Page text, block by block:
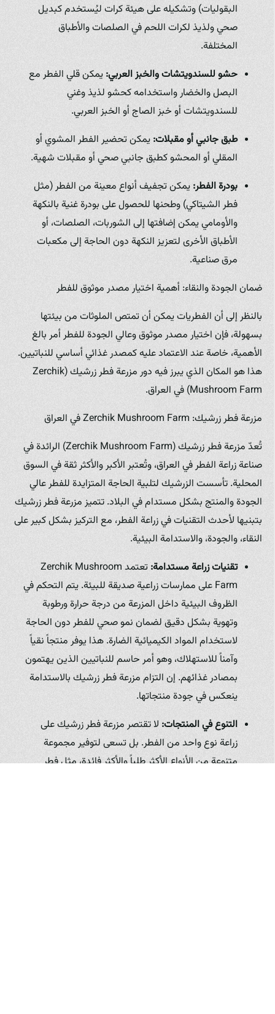
البقوليات) وتشكيله على هيئة كرات ليُستخدم كبديل
صحي ولذيذ لكرات اللحم في الصلصات والأطباق
المختلفة.
حشو للسندويتشات والخبز العربي:يمكن قلي الفطر مع
البصل والخضار واستخدامه كحشو لذيذ وغني
للسندويتشات أو خبز الصاج أو الخبز العربي.
طبق جانبي أو مقبلات:يمكن تحضير الفطر المشوي أو
المقلي أو المحشو كطبق جانبي صحي أو مقبلات شهية.
بودرة الفطر:يمكن تجفيف أنواع معينة من الفطر (مثل
فطر الشيتاكي) وطحنها للحصول على بودرة غنية بالنكهة
والأومامي يمكن إضافتها إلى الشوربات، الصلصات، أو
الأطباق الأخرى لتعزيز النكهة دون الحاجة إلى مكعبات
مرق صناعية.
ضمان الجودة والنقاء: أهمية اختيار مصدر موثوق للفطر
بالنظر إلى أن الفطريات يمكن أن تمتص الملوثات من بيئتها
بسهولة، فإن اختيار مصدر موثوق وعالي الجودة للفطر أمر بالغ
الأهمية، خاصة عند الاعتماد عليه كمصدر غذائي أساسي للنباتيين.
هذا هو المكان الذي يبرز فيه دور مزرعة فطر زرشيك (Zerchik
Mushroom Farm) في العراق.
مزرعة فطر زرشيك: Zerchik Mushroom Farm في العراق
تُعدّ مزرعة فطر زرشيك (Zerchik Mushroom Farm) الرائدة في
صناعة زراعة الفطر في العراق، وتُعتبر الأكبر والأكثر ثقة في السوق
المحلية. تأسست الزرشيك لتلبية الحاجة المتزايدة للفطر عالي
الجودة والمنتج بشكل مستدام في البلاد. تتميز مزرعة فطر زرشيك
بتبنيها لأحدث التقنيات في زراعة الفطر، مع التركيز بشكل كبير على
النقاء، والجودة، والاستدامة البيئية.
تقنيات زراعة مستدامة:
تعتمد Zerchik Mushroom
Farm على ممارسات زراعية صديقة للبيئة. يتم التحكم في
الظروف البيئية داخل المزرعة من درجة حرارة ورطوبة
وتهوية بشكل دقيق لضمان نمو صحي للفطر دون الحاجة
لاستخدام المواد الكيميائية الضارة. هذا يوفر منتجاً نقياً
وآمناً للاستهلاك، وهو أمر حاسم للنباتيين الذين يهتمون
بمصادر غذائهم. إن التزام مزرعة فطر زرشيك بالاستدامة
ينعكس في جودة منتجاتها.
التنوع في المنتجات:لا تقتصر مزرعة فطر زرشيك على
زراعة نوع واحد من الفطر. بل تسعى لتوفير مجموعة
متنوعة من الأنواع الأكثر طلباً والأكثر فائدة، مثل فطر